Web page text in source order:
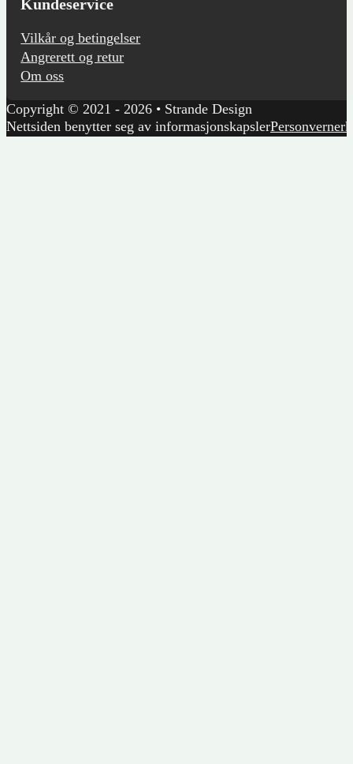
Kundeservice
Vilkår og betingelser
Angrerett og retur
Om oss
Copyright © 2021 - 2026 • Strande Design
Nettsiden benytter seg av informasjonskapsler